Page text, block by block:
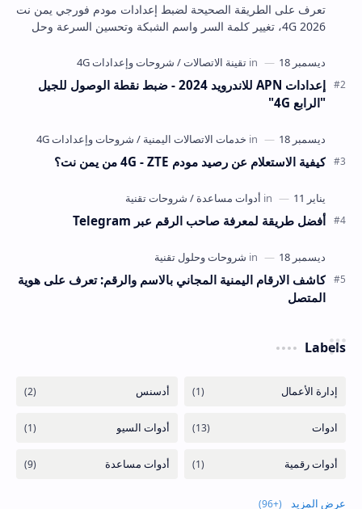
تعرف على الطريقة الصحيحة لضبط إعدادات مودم فورجي يمن نت
4G 2026، تغيير كلمة السر واسم الشبكة وتحسين السرعة وحل
إعدادات APN للاندرويد 2024 - ضبط نقطة الوصول للجيل
"الرابع 4G"
كيفية الاستعلام عن رصيد مودم 4G - ZTE من يمن نت؟
أفضل طريقة لمعرفة صاحب الرقم عبر Telegram
كاشف الارقام اليمنية المجاني بالاسم والرقم: تعرف على هوية
المتصل
Labels
عرض المزيد